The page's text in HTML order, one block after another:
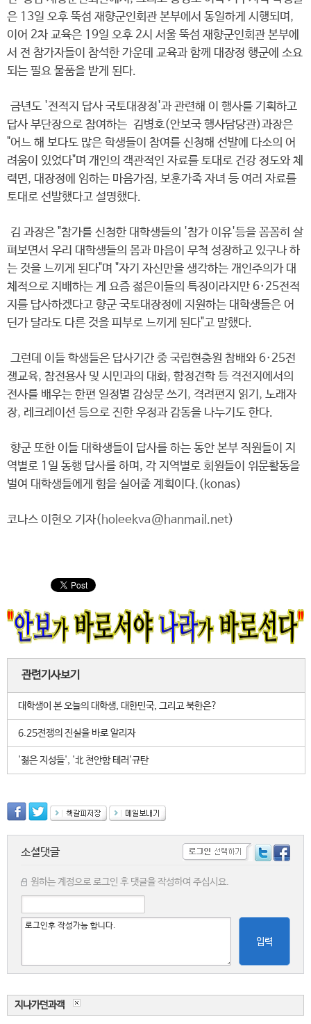
은 13일 오후 뚝섬 재향군인회관 본부에서 동일하게 시행되며,
이어 2차 교육은 19일 오후 2시 서울 뚝섬 재향군인회관 본부에
서 전 참가자들이 참석한 가운데 교육과 함께 대장정 행군에 소요
되는 필요 물품을 받게 된다.
금년도 '전적지 답사 국토대장정'과 관련해 이 행사를 기획하고
답사 부단장으로 참여하는 김병호(안보국 행사담당관)과장은
"어느 해 보다도 많은 학생들이 참여를 신청해 선발에 다소의 어
려움이 있었다"며 개인의 객관적인 자료를 토대로 건강 정도와 체
력면, 대장정에 임하는 마음가짐, 보훈가족 자녀 등 여러 자료를
토대로 선발했다고 설명했다.
김 과장은 "참가를 신청한 대학생들의 '참가 이유'등을 꼼꼼히 살
펴보면서 우리 대학생들의 몸과 마음이 무척 성장하고 있구나 하
는 것을 느끼게 된다"며 "자기 자신만을 생각하는 개인주의가 대
체적으로 지배하는 게 요즘 젊은이들의 특징이라지만 6·25전적
지를 답사하겠다고 향군 국토대장정에 지원하는 대학생들은 어
딘가 달라도 다른 것을 피부로 느끼게 된다"고 말했다.
그런데 이들 학생들은 답사기간 중 국립현충원 참배와 6·25전
쟁교육, 참전용사 및 시민과의 대화, 함정견학 등 격전지에서의
전사를 배우는 한편 일정별 감상문 쓰기, 격려편지 읽기, 노래자
장, 레크레이션 등으로 진한 우정과 감동을 나누기도 한다.
향군 또한 이들 대학생들이 답사를 하는 동안 본부 직원들이 지
역별로 1일 동행 답사를 하며, 각 지역별로 회원들이 위문활동을
벌여 대학생들에게 힘을 실어줄 계획이다.(konas)
코나스 이현오 기자( holeekva@hanmail.net)
관련기사보기
대학생이 본 오늘의 대학생, 대한민국, 그리고 북한은?
6.25전쟁의 진실을 바로 알리자
'젊은 지성들', '北 천안함 테러'규탄
소셜댓글
원하는 계정으로 로그인 후 댓글을 작성하여 주십시요.
입력
지나가던과객